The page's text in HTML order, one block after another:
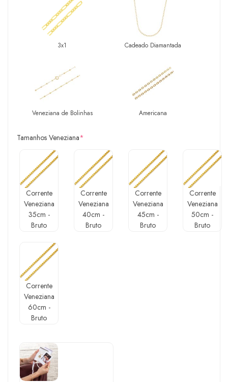
3x1 Cadeado Diamantada
Veneziana de Bolinhas Americana
Tamanhos Veneziana*
Corrente
Veneziana
35cm -
Bruto
Corrente
Veneziana
40cm -
Bruto
Corrente
Veneziana
45cm -
Bruto
Corrente
Veneziana
50cm -
Bruto
Corrente
Veneziana
60cm -
Bruto